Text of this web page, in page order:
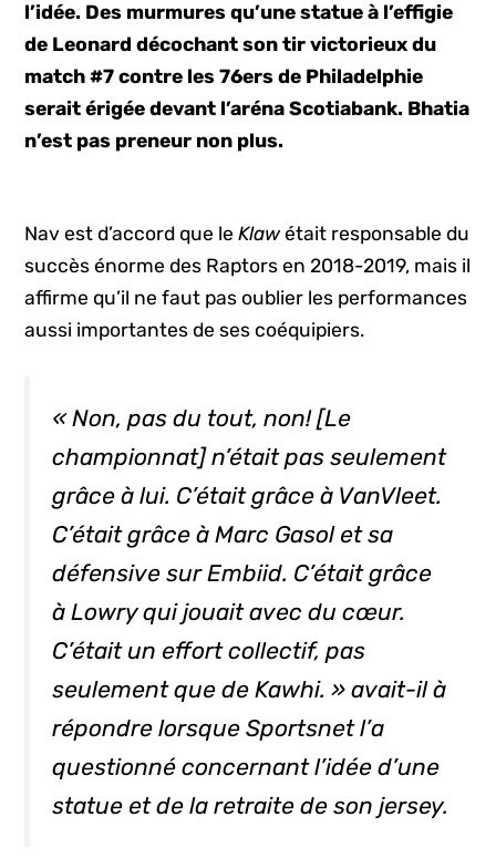
l’idée. Des murmures qu’une statue à l’effigie
de Leonard décochant son tir victorieux du
match #7 contre les 76ers de Philadelphie
serait érigée devant l’aréna Scotiabank. Bhatia
n’est pas preneur non plus.
Nav est d’accord que leKlawétait responsable du
succès énorme des Raptors en 2018-2019, mais il
affirme qu’il ne faut pas oublier les performances
aussi importantes de ses coéquipiers.
« Non, pas du tout, non! [Le
championnat] n’était pas seulement
grâce à lui. C’était grâce à VanVleet.
C’était grâce à Marc Gasol et sa
défensive sur Embiid. C’était grâce
à Lowry qui jouait avec du cœur.
C’était un effort collectif, pas
seulement que de Kawhi. » avait-il à
répondre lorsque Sportsnet l’a
questionné concernant l’idée d’une
statue et de la retraite de sonjersey.